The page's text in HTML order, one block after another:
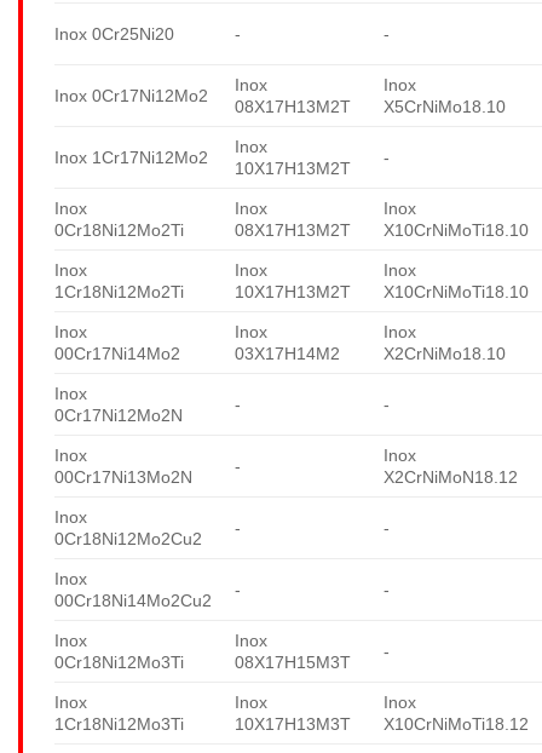
Inox 0Cr25Ni20 - -
Inox 0Cr17Ni12Mo2
Inox
08X17H13M2T
Inox
X5CrNiMo18.10
Inox 1Cr17Ni12Mo2
Inox
10X17H13M2T
-
Inox
0Cr18Ni12Mo2Ti
Inox
08X17H13M2T
Inox
X10CrNiMoTi18.10
Inox
1Cr18Ni12Mo2Ti
Inox
10X17H13M2T
Inox
X10CrNiMoTi18.10
Inox
00Cr17Ni14Mo2
Inox
03X17H14M2
Inox
X2CrNiMo18.10
Inox
0Cr17Ni12Mo2N
- -
Inox
00Cr17Ni13Mo2N
-
Inox
X2CrNiMoN18.12
Inox
0Cr18Ni12Mo2Cu2
- -
Inox
00Cr18Ni14Mo2Cu2
- -
Inox
0Cr18Ni12Mo3Ti
Inox
08X17H15M3T
-
Inox
1Cr18Ni12Mo3Ti
Inox
10X17H13M3T
Inox
X10CrNiMoTi18.12